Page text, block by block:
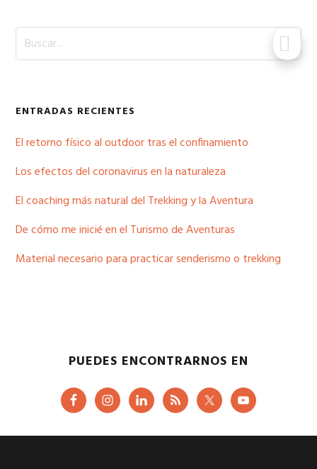
Buscar...
ENTRADAS RECIENTES
El retorno físico al outdoor tras el confinamiento
Los efectos del coronavirus en la naturaleza
El coaching más natural del Trekking y la Aventura
De cómo me inicié en el Turismo de Aventuras
Material necesario para practicar senderismo o trekking
PUEDES ENCONTRARNOS EN